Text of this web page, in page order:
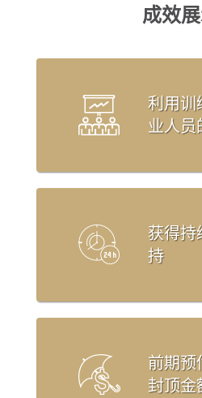
成效
利用训
业人员
获得持
持
前期预
封顶金